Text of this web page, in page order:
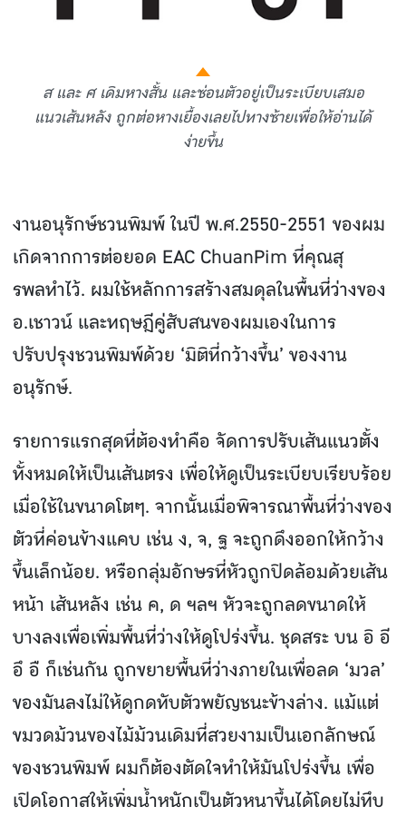
ส และ ศ เดิมหางสั้น และซ่อนตัวอยู่เป็นระเบียบเสมอ
แนวเส้นหลัง ถูกต่อหางเยื้องเลยไปทางซ้ายเพื่อให้อ่านได้
ง่ายขึ้น
งานอนุรักษ์ชวนพิมพ์ ในปี พ.ศ.2550-2551 ของผม
เกิดจากการต่อยอด EAC ChuanPim ที่คุณสุ
รพลทําไว้. ผมใช้หลักการสร้างสมดุลในพื้นที่ว่างของ
อ.เชาวน์ และทฤษฎีคู่สับสนของผมเองในการ
ปรับปรุงชวนพิมพ์ด้วย ‘มิติที่กว้างขึ้น’ ของงาน
อนุรักษ์.
รายการแรกสุดที่ต้องทําคือ จัดการปรับเส้นแนวตั้ง
ทั้งหมดให้เป็นเส้นตรง เพื่อให้ดูเป็นระเบียบเรียบร้อย
เมื่อใช้ในขนาดโตๆ. จากนั้นเมื่อพิจารณาพื้นที่ว่างของ
ตัวที่ค่อนข้างแคบ เช่น ง, จ, ฐ จะถูกดึงออกให้กว้าง
ขึ้นเล็กน้อย. หรือกลุ่มอักษรที่หัวถูกปิดล้อมด้วยเส้น
หน้า เส้นหลัง เช่น ค, ด ฯลฯ หัวจะถูกลดขนาดให้
บางลงเพื่อเพิ่มพื้นที่ว่างให้ดูโปร่งขึ้น. ชุดสระ บน อิ อี
อึ อื ก็เช่นกัน ถูกขยายพื้นที่ว่างภายในเพื่อลด ‘มวล’
ของมันลงไม่ให้ดูกดทับตัวพยัญชนะข้างล่าง. แม้แต่
ขมวดม้วนของไม้ม้วนเดิมที่สวยงามเป็นเอกลักษณ์
ของชวนพิมพ์ ผมก็ต้องตัดใจทําให้มันโปร่งขึ้น เพื่อ
เปิดโอกาสให้เพิ่มน้ําหนักเป็นตัวหนาขึ้นได้โดยไม่ทึบ